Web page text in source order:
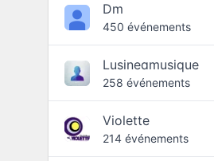
Dm
450 événements
Lusineamusique
258 événements
Violette
214 événements